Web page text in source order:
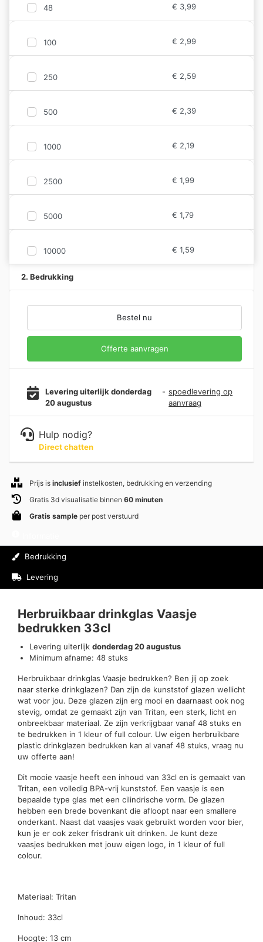
48 € 3,99
100 € 2,99
250 € 2,59
500 € 2,39
1000 € 2,19
2500 € 1,99
5000 € 1,79
10000 € 1,59
2. Bedrukking
Bestel nu
Offerte aanvragen
Levering uiterlijk donderdag
20 augustus
- spoedlevering op
aanvraag
Hulp nodig?
Direct chatten
Prijs is inclusief instelkosten, bedrukking en verzending
Gratis 3d visualisatie binnen 60 minuten
Gratis sample per post verstuurd
Bedrukking
Levering
Herbruikbaar drinkglas Vaasje
bedrukken 33cl
Levering uiterlijk donderdag 20 augustus
Minimum afname: 48 stuks
Herbruikbaar drinkglas Vaasje bedrukken? Ben jij op zoek
naar sterke drinkglazen? Dan zijn de kunststof glazen wellicht
wat voor jou. Deze glazen zijn erg mooi en daarnaast ook nog
stevig, omdat ze gemaakt zijn van Tritan, een sterk, licht en
onbreekbaar materiaal. Ze zijn verkrijgbaar vanaf 48 stuks en
te bedrukken in 1 kleur of full colour. Uw eigen herbruikbare
plastic drinkglazen bedrukken kan al vanaf 48 stuks, vraag nu
uw offerte aan!
Dit mooie vaasje heeft een inhoud van 33cl en is gemaakt van
Tritan, een volledig BPA-vrij kunststof. Een vaasje is een
bepaalde type glas met een cilindrische vorm. De glazen
hebben een brede bovenkant die afloopt naar een smallere
onderkant. Naast dat vaasjes vaak gebruikt worden voor bier,
kun je er ook zeker frisdrank uit drinken. Je kunt deze
vaasjes bedrukken met jouw eigen logo, in 1 kleur of full
colour.
Materiaal: Tritan
Inhoud: 33cl
Hoogte: 13 cm